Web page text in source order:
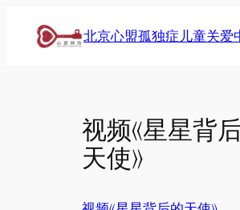
北京心盟孤独症儿童关爱
视频《星星背
天使》